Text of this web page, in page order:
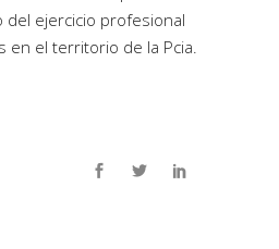
del ejercicio profesional
en el territorio de la Pcia.